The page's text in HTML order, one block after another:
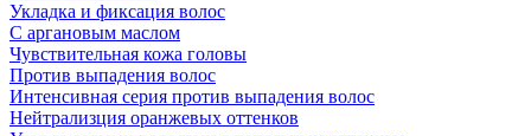
Укладка и фиксация волос
С аргановым маслом
Чувствительная кожа головы
Против выпадения волос
Интенсивная серия против выпадения волос
Нейтрализция оранжевых оттенков